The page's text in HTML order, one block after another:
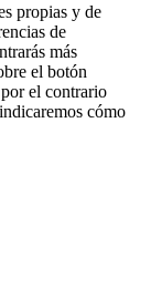
propias y de
de
más
el botón
el contrario
cómo